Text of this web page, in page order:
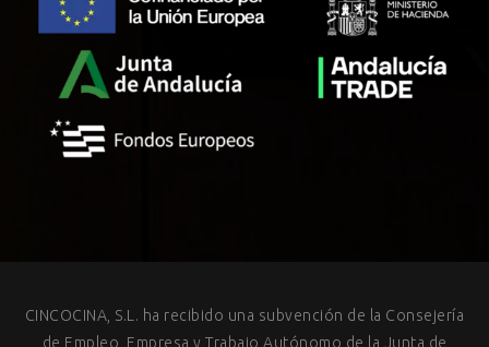
CINCOCINA, S.L. ha recibido una subvención de la Consejería
de Empleo, Empresa y Trabajo Autónomo de la Junta de